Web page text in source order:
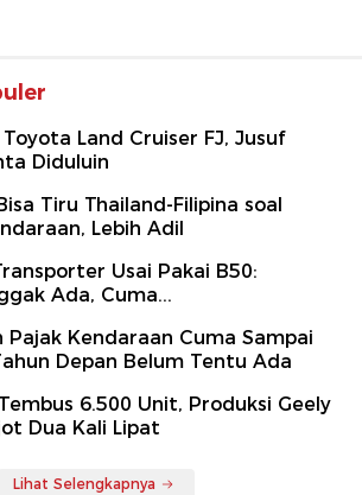
Land Cruiser FJ, Jusuf
Diduluin
Tiru Thailand-Filipina soal
Lebih Adil
Usai Pakai B50:
Ada, Cuma...
Pajak Kendaraan Cuma Sampai
Depan Belum Tentu Ada
6.500 Unit, Produksi Geely
Dua Kali Lipat
Lihat Selengkapnya